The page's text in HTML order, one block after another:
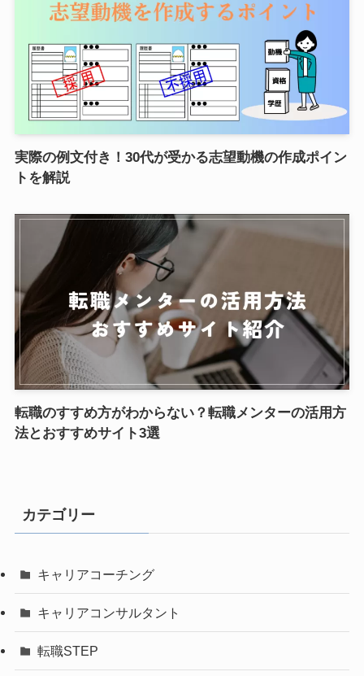
実際の例文付き！30代が受かる志望動機の作成ポイン
トを解説
転職のすすめ方がわからない？転職メンターの活用方
法とおすすめサイト3選
カテゴリー
キャリアコーチング
キャリアコンサルタント
転職STEP